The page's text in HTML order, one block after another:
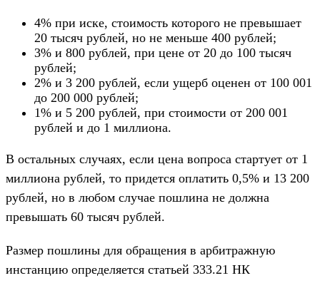
4% при иске, стоимость которого не превышает
20 тысяч рублей, но не меньше 400 рублей;
3% и 800 рублей, при цене от 20 до 100 тысяч
рублей;
2% и 3 200 рублей, если ущерб оценен от 100 001
до 200 000 рублей;
1% и 5 200 рублей, при стоимости от 200 001
рублей и до 1 миллиона.
В остальных случаях, если цена вопроса стартует от 1
миллиона рублей, то придется оплатить 0,5% и 13 200
рублей, но в любом случае пошлина не должна
превышать 60 тысяч рублей.
Размер пошлины для обращения в арбитражную
инстанцию определяется статьей 333.21 НК